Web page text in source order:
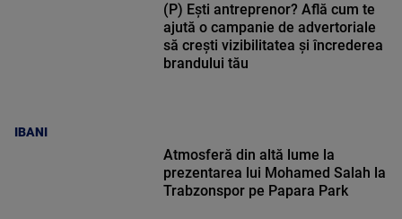
IBANI
(P) Ești antreprenor? Află cum te
ajută o campanie de advertoriale
să crești vizibilitatea și încrederea
brandului tău
Atmosferă din altă lume la
prezentarea lui Mohamed Salah la
Trabzonspor pe Papara Park